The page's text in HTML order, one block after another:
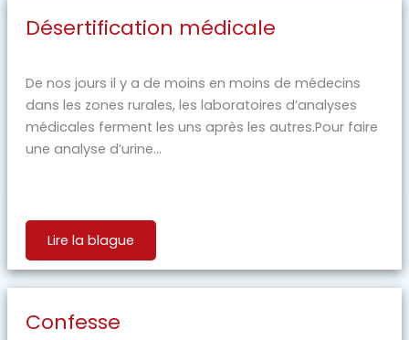
Désertification médicale
De nos jours il y a de moins en moins de médecins
dans les zones rurales, les laboratoires d’analyses
médicales ferment les uns après les autres.Pour faire
une analyse d’urine...
Lire la blague
Confesse